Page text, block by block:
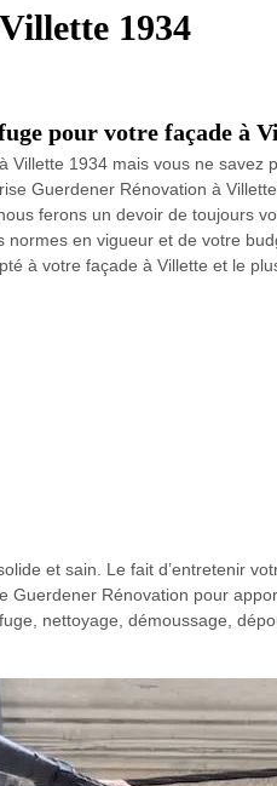
1934
pour votre façade à
Villette 1934 mais vous ne savez
Guerdener Rénovation à
ferons un devoir de toujours
en vigueur et de votre
à votre façade à Villette et le
et sain. Le fait d’entretenir
Rénovation pour
nettoyage, démoussage,